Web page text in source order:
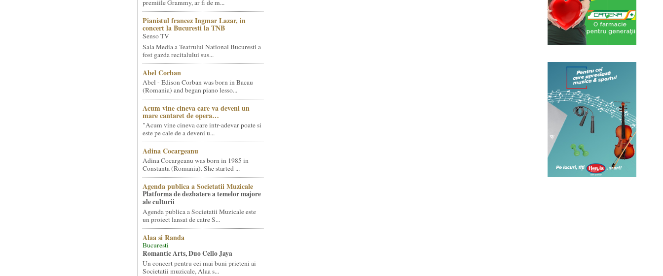
premiile Grammy, ar fi de m...
Pianistul francez Ingmar Lazar, in
concert la Bucuresti la TNB
Senso TV
Sala Media a Teatrului National Bucuresti a
fost gazda recitalului sus...
Abel Corban
Abel - Edison Corban was born in Bacau
(Romania) and began piano lesso...
Acum vine cineva care va deveni un
mare cantaret de opera…
"Acum vine cineva care intr-adevar poate si
este pe cale de a deveni u...
Adina Cocargeanu
Adina Cocargeanu was born in 1985 in
Constanta (Romania). She started ...
Agenda publica a Societatii Muzicale
Platforma de dezbatere a temelor majore
ale culturii
Agenda publica a Societatii Muzicale este
un proiect lansat de catre S...
Alaa si Randa
Bucuresti
Romantic Arts, Duo Cello Jaya
Un concert pentru cei mai buni prieteni ai
Societatii muzicale, Alaa s...